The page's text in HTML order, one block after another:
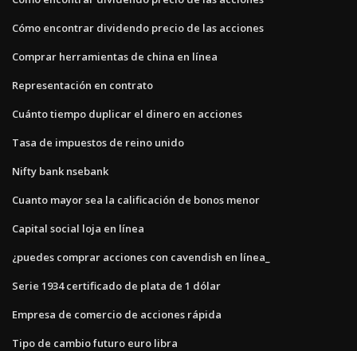
Cómo encontrar dividendo precio de las acciones
Comprar herramientas de china en línea
Representación en contrato
Cuánto tiempo duplicar el dinero en acciones
Tasa de impuestos de reino unido
Nifty bank nsebank
Cuanto mayor sea la calificación de bonos menor
Capital social loja en línea
¿puedes comprar acciones con cavendish en línea_
Serie 1934 certificado de plata de 1 dólar
Empresa de comercio de acciones rápida
Tipo de cambio futuro euro libra